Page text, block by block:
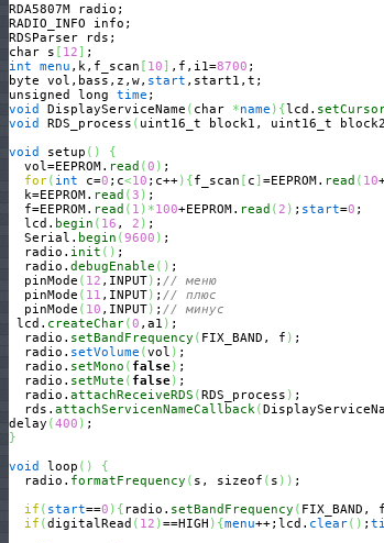
RDA5807M radio;
RADIO_INFO info;
RDSParser rds;
char s [ 12 ]
int
menu ,k,f_scan [ 10 ] ,f,i1=8700 ;
byte vol,bass,z,w, start ,start1,t;
unsigned long time
void
DisplayServiceName ( char *name ) {lcd.
void
RDS_process ( uint16_t block1, uint16_t
void
setup ( )
{
  vol=EEPROM.
read (0 ) ;
for( int c=0 ;c<10 ;c++) {f_scan [ c ] =EEPROM. read ( 10
  k=EEPROM.
read (3 ) ;
  f=EEPROM.
read ( 1 ) *100+EEPROM. read (2 ) ; start=0 ;
  lcd.
begin ( 16 , 2 ) ;
  Serial.
begin (9600 ) ;
  radio.
init ( ) ;
  radio.
debugEnable ( ) ;
  pinMode
( 12 ,INPUT) ; // меню
  pinMode
( 11 ,INPUT) ; // плюс
  pinMode
( 10 ,INPUT) ; // минус
lcd. createChar(0 ,a1 ) ;
  radio.
setBandFrequency ( FIX_BAND, f ) ;
  radio.
setVolume (vol ) ;
  radio.
setMono ( false) ;
  radio.
setMute ( false) ;
  radio.
attachReceiveRDS (RDS_process ) ;
  rds.
attachServicenNameCallback(
delay (400 )
}
void
loop ( )
{
  radio.
formatFrequency ( s, sizeof ( s ) ) ;
if ( start==0 ) { radio. setBandFrequency ( FIX_BAND, f
if (digitalRead ( 12 )==HIGH ) {menu++;lcd. clear( ) ;